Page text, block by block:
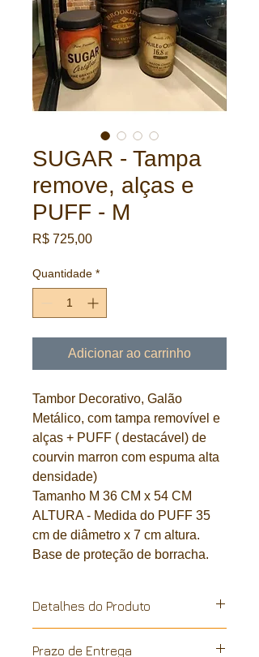
SUGAR - Tampa
remove, alças e
PUFF - M
R$ 725,00Preço
Quantidade *
Adicionar ao carrinho
Tambor Decorativo, Galão
Metálico, com tampa removível e
alças + PUFF ( destacável) de
courvin marron com espuma alta
densidade)
Tamanho M 36 CM x 54 CM
ALTURA - Medida do PUFF 35
cm de diâmetro x 7 cm altura.
Base de proteção de borracha.
Detalhes do Produto
industria. A pintura é feita a mão, em
Prazo de Entrega